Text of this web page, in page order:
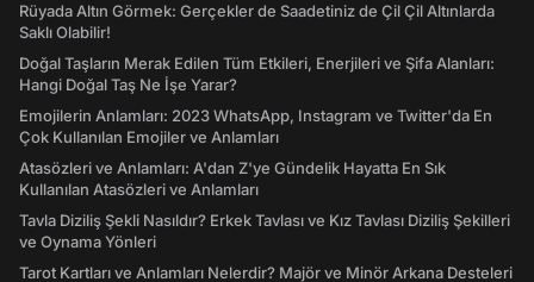
Rüyada Altın Görmek: Gerçekler de Saadetiniz de Çil Çil Altınlarda
Saklı Olabilir!
Doğal Taşların Merak Edilen Tüm Etkileri, Enerjileri ve Şifa Alanları:
Hangi Doğal Taş Ne İşe Yarar?
Emojilerin Anlamları: 2023 WhatsApp, Instagram ve Twitter'da En
Çok Kullanılan Emojiler ve Anlamları
Atasözleri ve Anlamları: A'dan Z'ye Gündelik Hayatta En Sık
Kullanılan Atasözleri ve Anlamları
Tavla Diziliş Şekli Nasıldır? Erkek Tavlası ve Kız Tavlası Diziliş Şekilleri
ve Oynama Yönleri
Tarot Kartları ve Anlamları Nelerdir? Majör ve Minör Arkana Desteleri